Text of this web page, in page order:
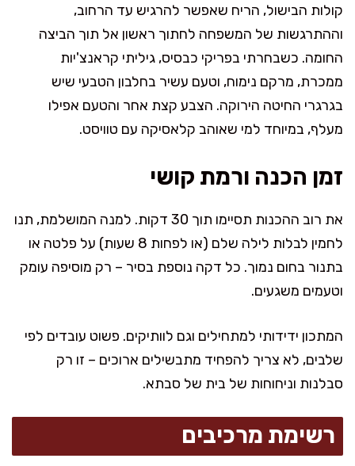
קולות הבישול, הריח שאפשר להרגיש עד הרחוב,
וההתרגשות של המשפחה לחתוך ראשון אל תוך הביצה
החומה. כשבחרתי בפריקי כבסיס, גיליתי קראנצ'יות
ממכרת, מרקם נימוח, וטעם עשיר בחלבון הטבעי שיש
בגרגרי החיטה הירוקה. הצבע קצת אחר והטעם אפילו
מעלף, במיוחד למי שאוהב קלאסיקה עם טוויסט.
זמן הכנה ורמת קושי
את רוב ההכנות תסיימו תוך 30 דקות. למנה המושלמת, תנו
לחמין לבלות לילה שלם (או לפחות 8 שעות) על פלטה או
בתנור בחום נמוך. כל דקה נוספת בסיר – רק מוסיפה עומק
וטעמים משגעים.
המתכון ידידותי למתחילים וגם לוותיקים. פשוט עובדים לפי
שלבים, לא צריך להפחיד מתבשילים ארוכים – זו רק
סבלנות וניחוחות של בית של סבתא.
רשימת מרכיבים